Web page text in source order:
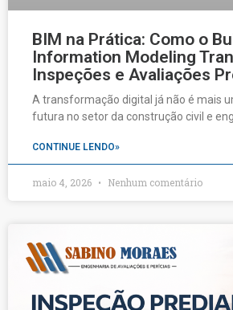
BIM na Prática: Como o
Information Modeling
Inspeções e Avaliações
A transformação digital já não é mais
futura no setor da construção civil e
CONTINUE LENDO»
maio 4, 2026 Nenhum comentário